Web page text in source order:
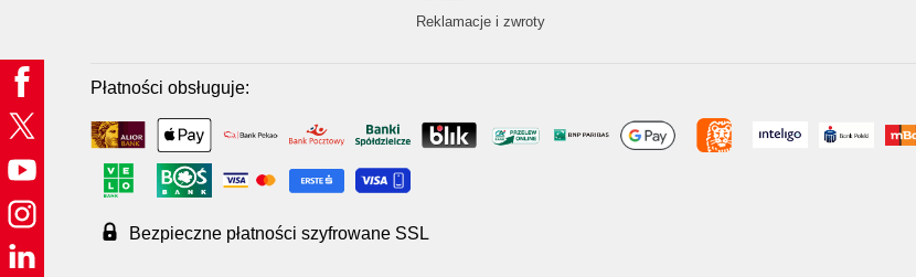
Reklamacje i zwroty
Płatności obsługuje:
Bezpieczne płatności szyfrowane SSL